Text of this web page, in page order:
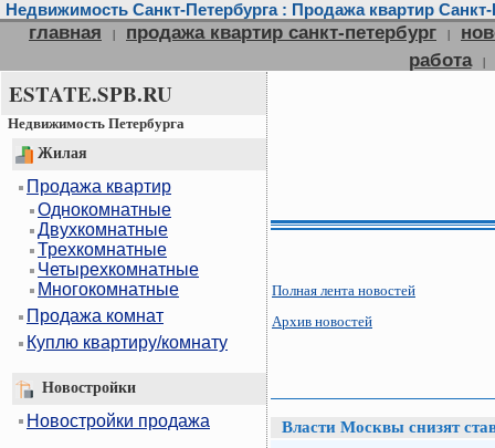
Недвижимость Санкт-Петербурга : Продажа квартир
главная | продажа квартир санкт-петербург |
работа
|
ESTATE.SPB.RU
Недвижимость Петербурга
Жилая
Продажа квартир
Однокомнатные
Двухкомнатные
Трехкомнатные
Четырехкомнатные
Многокомнатные
Продажа комнат
Куплю квартиру/комнату
Новостройки
Новостройки продажа
Полная лента новостей
Архив новостей
Власти Москвы снизят